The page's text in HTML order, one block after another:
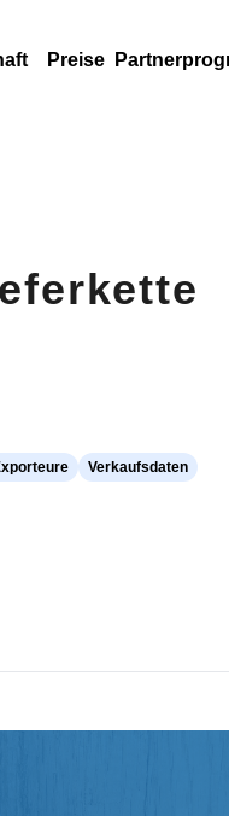
Preise
Verkaufsdaten